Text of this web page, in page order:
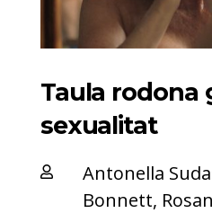
Taula rodona
sexualitat

Antonella
Bonnett,